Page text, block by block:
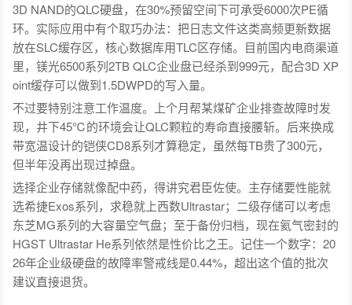
3D NAND的QLC硬盘，在30%预留空间下可承受6000次PE循
环。实际应用中有个取巧办法：把日志文件这类高频更新数据
放在SLC缓存区，核心数据库用TLC区存储。目前国内电商渠道
里，镁光6500系列2TB QLC企业盘已经杀到999元，配合3D XP
oint缓存可以做到1.5DWPD的写入量。
不过要特别注意工作温度。上个月帮某煤矿企业排查故障时发
现，井下45℃的环境会让QLC颗粒的寿命直接腰斩。后来换成
带宽温设计的铠侠CD8系列才算稳定，虽然每TB贵了300元，
但半年没再出现过掉盘。
选择企业存储就像配中药，得讲究君臣佐使。主存储要性能就
选希捷Exos系列，求稳就上西数Ultrastar；二级存储可以考虑
东芝MG系列的大容量空气盘；至于备份归档，现在氦气密封的
HGST Ultrastar He系列依然是性价比之王。记住一个数字：20
26年企业级硬盘的故障率警戒线是0.44%，超出这个值的批次
建议直接退货。